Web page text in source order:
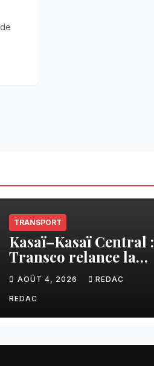
TRANSPORT
Kasaï–Kasaï Central :
Transco relance la
liaison Tshikapa–
Tshiamu pour
faciliter les échanges
AOÛT 4, 2026 REDAC
REDAC